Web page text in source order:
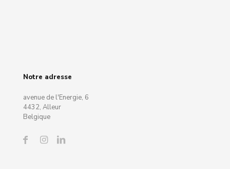
Notre adresse
avenue de l'Energie, 6
4432, Alleur
Belgique